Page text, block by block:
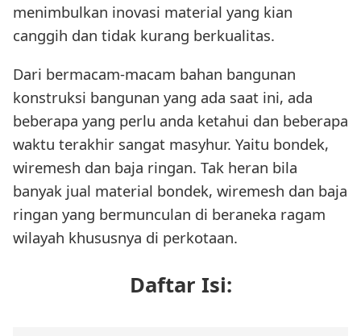
menimbulkan inovasi material yang kian
canggih dan tidak kurang berkualitas.
Dari bermacam-macam bahan bangunan
konstruksi bangunan yang ada saat ini, ada
beberapa yang perlu anda ketahui dan beberapa
waktu terakhir sangat masyhur. Yaitu bondek,
wiremesh dan baja ringan. Tak heran bila
banyak jual material bondek, wiremesh dan baja
ringan yang bermunculan di beraneka ragam
wilayah khususnya di perkotaan.
Daftar Isi: